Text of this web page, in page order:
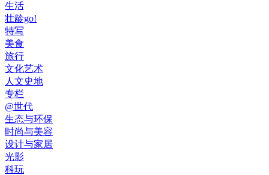
生活
壮龄go!
特写
美食
旅行
文化艺术
人文史地
专栏
@世代
生态与环保
时尚与美容
设计与家居
光影
科玩